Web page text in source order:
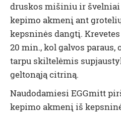
druskos mišiniu ir švelniai
kepimo akmenį ant
kepsninės dangtį.
20 min., kol galvos paraus,
tarpu skiltelėmis
geltonąją citriną.
Naudodamiesi EGGmitt
kepimo akmenį iš